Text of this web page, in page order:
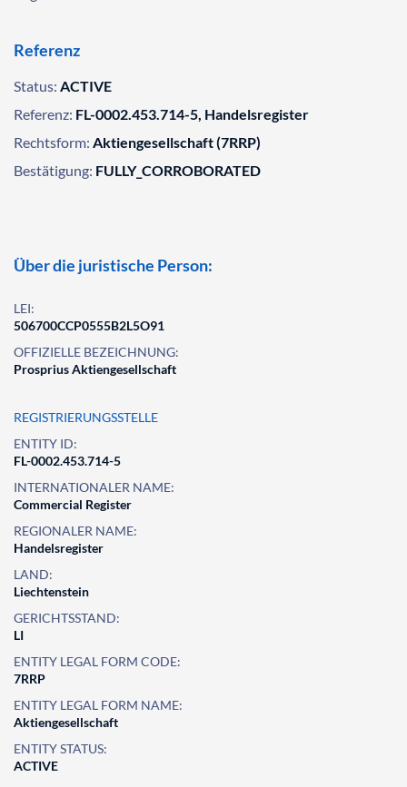
Referenz
Status: ACTIVE
Referenz: FL-0002.453.714-5, Handelsregister
Rechtsform: Aktiengesellschaft (7RRP)
Bestätigung: FULLY_CORROBORATED
Über die juristische Person:
LEI:
506700CCP0555B2L5O91
OFFIZIELLE BEZEICHNUNG:
Prosprius Aktiengesellschaft
REGISTRIERUNGSSTELLE
ENTITY ID:
FL-0002.453.714-5
INTERNATIONALER NAME:
Commercial Register
REGIONALER NAME:
Handelsregister
LAND:
Liechtenstein
GERICHTSSTAND:
LI
ENTITY LEGAL FORM CODE:
7RRP
ENTITY LEGAL FORM NAME:
Aktiengesellschaft
ENTITY STATUS:
ACTIVE